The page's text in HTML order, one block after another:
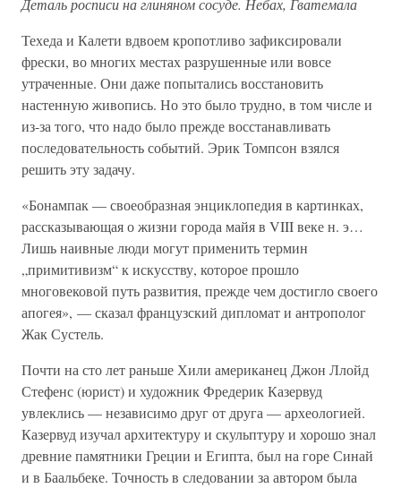
Деталь росписи на глиняном сосуде. Небах, Гватемала
Техеда и Калети вдвоем кропотливо зафиксировали
фрески, во многих местах разрушенные или вовсе
утраченные. Они даже попытались восстановить
настенную живопись. Но это было трудно, в том числе и
из-за того, что надо было прежде восстанавливать
последовательность событий. Эрик Томпсон взялся
решить эту задачу.
«Бонампак — своеобразная энциклопедия в картинках,
рассказывающая о жизни города майя в VIII веке н. э…
Лишь наивные люди могут применить термин
„примитивизм“ к искусству, которое прошло
многовековой путь развития, прежде чем достигло своего
апогея», — сказал французский дипломат и антрополог
Жак Сустель.
Почти на сто лет раньше Хили американец Джон Ллойд
Стефенс (юрист) и художник Фредерик Казервуд
увлеклись — независимо друг от друга — археологией.
Казервуд изучал архитектуру и скульптуру и хорошо знал
древние памятники Греции и Египта, был на горе Синай
и в Баальбеке. Точность в следовании за автором была